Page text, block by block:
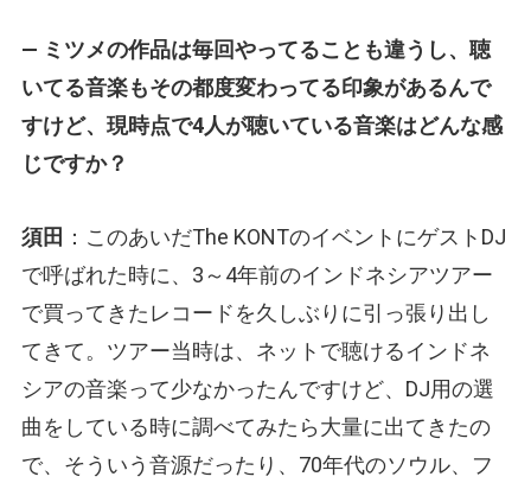
— ミツメの作品は毎回やってることも違うし、聴
いてる音楽もその都度変わってる印象があるんで
すけど、現時点で4人が聴いている音楽はどんな感
じですか？
須田 ：このあいだThe KONTのイベントにゲストDJ
で呼ばれた時に、3～4年前のインドネシアツアー
で買ってきたレコードを久しぶりに引っ張り出し
てきて。ツアー当時は、ネットで聴けるインドネ
シアの音楽って少なかったんですけど、DJ用の選
曲をしている時に調べてみたら大量に出てきたの
で、そういう音源だったり、70年代のソウル、フ